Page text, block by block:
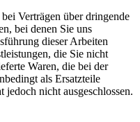
Verträgen über dringende
bei denen Sie uns
dieser Arbeiten
die Sie nicht
Waren, die bei der
als Ersatzteile
nicht ausgeschlossen.